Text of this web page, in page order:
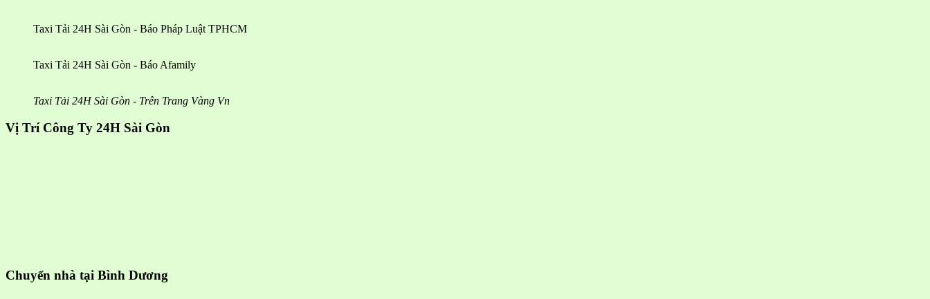
Taxi Tải 24H Sài Gòn - Báo Pháp Luật TPHCM
Taxi Tải 24H Sài Gòn - Báo Afamily
Taxi Tải 24H Sài Gòn - Trên Trang Vàng Vn
Vị Trí Công Ty 24H Sài Gòn
Chuyển nhà tại Bình Dương